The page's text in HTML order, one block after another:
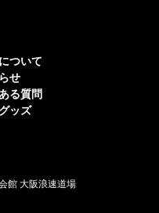
ついて
せ
る質問
ッズ
館 大阪浪速道場